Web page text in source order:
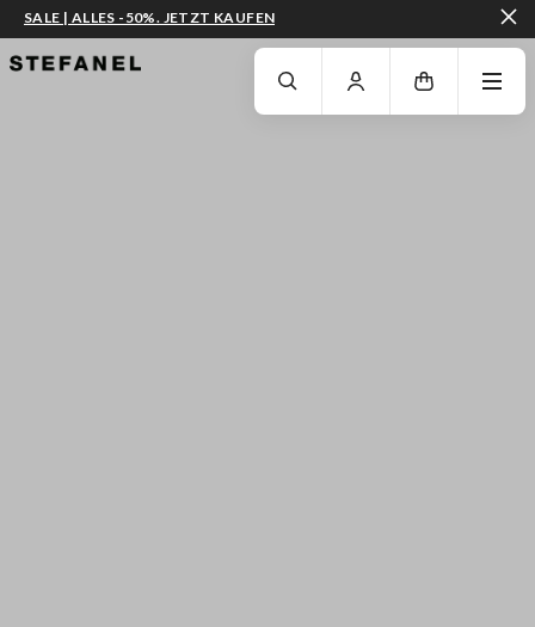
ZUM HAUPTINHALT SPRINGEN GEHEN SIE ZUM ENDE DER SEITE
SALE | ALLES -50%. JETZT KAUFEN